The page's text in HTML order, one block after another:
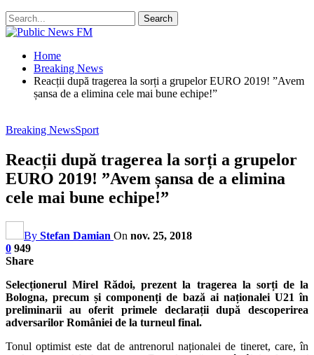
Home
Breaking News
Reacții după tragerea la sorți a grupelor EURO 2019! ”Avem
șansa de a elimina cele mai bune echipe!”
Breaking NewsSport
Reacții după tragerea la sorți a grupelor
EURO 2019! ”Avem șansa de a elimina
cele mai bune echipe!”
By Stefan Damian On nov. 25, 2018
0 949
Share
Selecționerul Mirel Rădoi, prezent la tragerea la sorți de la
Bologna, precum și componenți de bază ai naționalei U21 în
preliminarii au oferit primele declarații după descoperirea
adversarilor României de la turneul final.
Tonul optimist este dat de antrenorul naționalei de tineret, care, în